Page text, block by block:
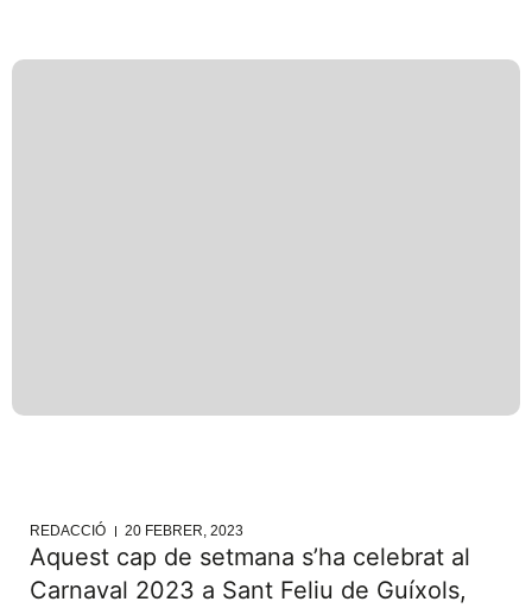
REDACCIÓ 20 FEBRER, 2023
Aquest cap de setmana s’ha celebrat al
Carnaval 2023 a Sant Feliu de Guíxols,